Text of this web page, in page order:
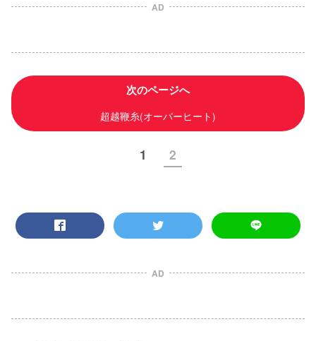
AD
次のページへ
超越鞭糸(オーバーヒート)
1 2
AD